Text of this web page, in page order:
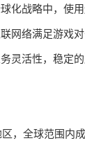
化战略中，使
网络满足游戏
灵活性，稳定
，全球范围内